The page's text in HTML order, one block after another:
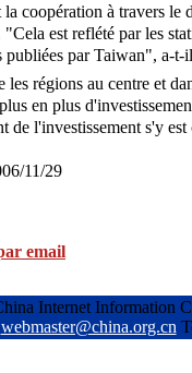
la coopération à travers
est reflété par les
publiées par Taiwan", a-t-
les régions au centre et
en plus
de l'investissement s'y
11/29
email
Internet Information
webmaster@china.org.cn